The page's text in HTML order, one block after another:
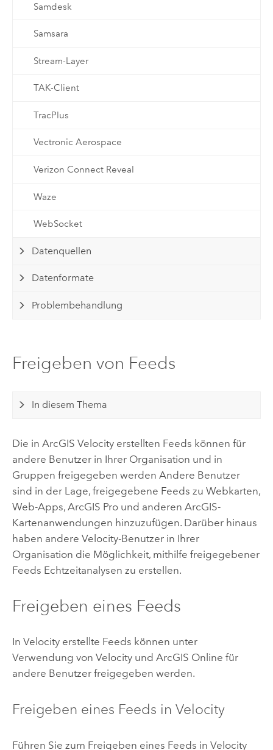
Samdesk
Samsara
Stream-Layer
TAK-Client
TracPlus
Vectronic Aerospace
Verizon Connect Reveal
Waze
WebSocket
Datenquellen
Datenformate
Problembehandlung
Freigeben von Feeds
In diesem Thema
Die in ArcGIS Velocityerstellten Feeds können für
andere Benutzer in Ihrer Organisation und in
Gruppen freigegeben werden Andere Benutzer
sind in der Lage, freigegebene Feeds zu Webkarten,
Web-Apps, ArcGIS Pround anderen ArcGIS-
Kartenanwendungen hinzuzufügen. Darüber hinaus
haben andere Velocity-Benutzer in Ihrer
Organisation die Möglichkeit, mithilfe freigegebener
Feeds Echtzeitanalysen zu erstellen.
Freigeben eines Feeds
In Velocityerstellte Feeds können unter
Verwendung von Velocityund ArcGIS Online für
andere Benutzer freigegeben werden.
Freigeben eines Feeds in Velocity
Führen Sie zum Freigeben eines Feeds in Velocity